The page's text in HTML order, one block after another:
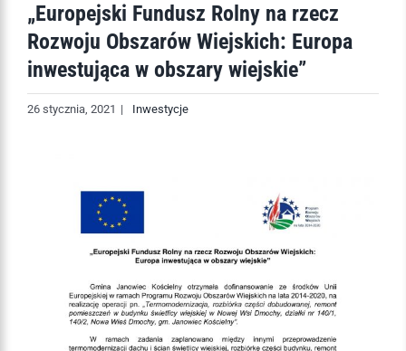
„Europejski Fundusz Rolny na rzecz
Rozwoju Obszarów Wiejskich: Europa
inwestująca w obszary wiejskie”
26 stycznia, 2021 | Inwestycje